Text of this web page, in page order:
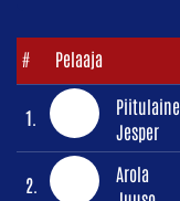
# Pelaaja
1.
Jesper
2.
Arola